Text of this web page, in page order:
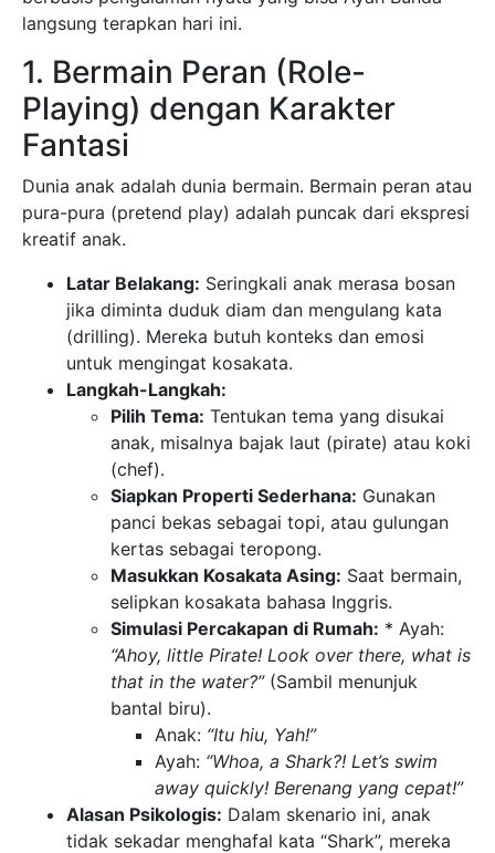
langsung terapkan hari ini.
1. Bermain Peran (Role-
Playing) dengan Karakter
Fantasi
Dunia anak adalah dunia bermain. Bermain peran atau
pura-pura (pretend play) adalah puncak dari ekspresi
kreatif anak.
Latar Belakang: Seringkali anak merasa bosan
jika diminta duduk diam dan mengulang kata
(drilling). Mereka butuh konteks dan emosi
untuk mengingat kosakata.
Langkah-Langkah:
Pilih Tema: Tentukan tema yang disukai
anak, misalnya bajak laut (pirate) atau koki
(chef).
Siapkan Properti Sederhana: Gunakan
panci bekas sebagai topi, atau gulungan
kertas sebagai teropong.
Masukkan Kosakata Asing: Saat bermain,
selipkan kosakata bahasa Inggris.
Simulasi Percakapan di Rumah: * Ayah:
“Ahoy, little Pirate! Look over there, what is
that in the water?”(Sambil menunjuk
bantal biru).
Anak: “Itu hiu, Yah!”
Ayah: “Whoa, a Shark?! Let’s swim
away quickly! Berenang yang cepat!”
Alasan Psikologis: Dalam skenario ini, anak
tidak sekadar menghafal kata “Shark”, mereka